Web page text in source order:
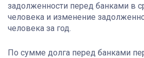
задолженности перед банками в
человека и изменение
человека за год.
По сумме долга перед банками